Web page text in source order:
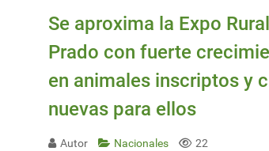
Se aproxima la Expo
Prado con fuerte
en animales inscriptos y
nuevas para ellos
Autor Nacionales 22